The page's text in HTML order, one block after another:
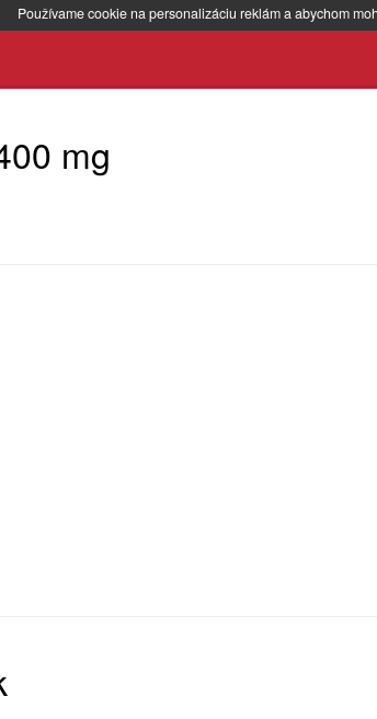
Používame cookie na personalizáciu reklám a abychom
mg